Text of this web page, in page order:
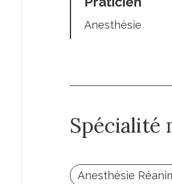
Anesthésie
Spécialité
Anesthésie